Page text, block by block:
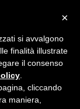
×
si avvalgono
finalità illustrate
il consenso
cliccando
maniera,